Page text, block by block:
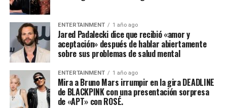
ENTERTAINMENT 1 año ago
Jared Padalecki dice que recibió «amor y
aceptación» después de hablar abiertamente
sobre sus problemas de salud mental
ENTERTAINMENT 1 año ago
Mira a Bruno Mars irrumpir en la gira DEADLINE
de BLACKPINK con una presentación sorpresa
de «APT» con ROSÉ.